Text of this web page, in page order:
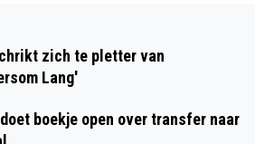
zich te pletter van
Lang'
boekje open over transfer naar